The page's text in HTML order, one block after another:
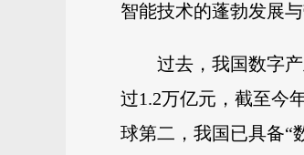
智能技术的蓬勃发展
过去，我国数字
过1.2万亿元，截至今
球第二，我国已具备“